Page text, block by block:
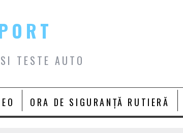
TESTE AUTO
ORA DE SIGURANȚĂ RUTIERĂ